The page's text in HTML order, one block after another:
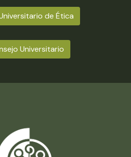
de Ética
Universitario